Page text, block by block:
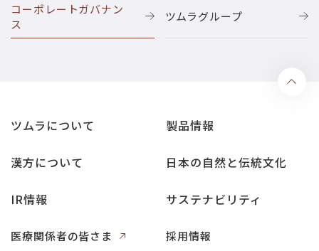
コーポレートガバナン
ス
ツムラグループ
ツムラについて 製品情報
漢方について 日本の自然と伝統文化
IR情報 サステナビリティ
医療関係者の皆さま 採用情報